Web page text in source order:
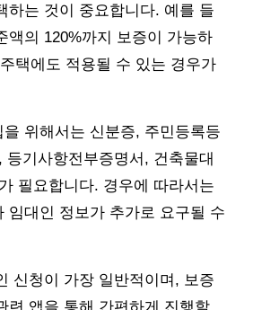
하는 것이 중요합니다. 예를 들
액의 120%까지 보증이 가능하
택에도 적용될 수 있는 경우가
위해서는 신분증, 주민등록등
등기사항전부증명서, 건축물대
필요합니다. 경우에 따라서는
임대인 정보가 추가로 요구될 수
신청이 가장 일반적이며, 보증